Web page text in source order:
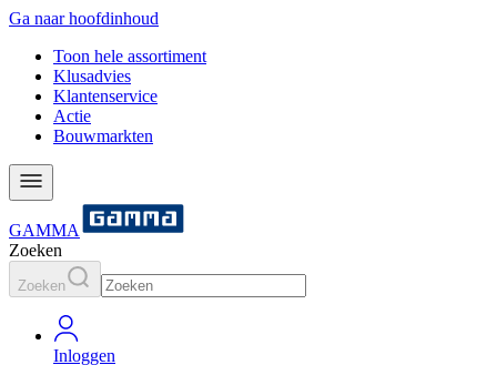
Ga naar hoofdinhoud
Toon hele assortiment
Klusadvies
Klantenservice
Actie
Bouwmarkten
GAMMA
Zoeken
Zoeken
Inloggen